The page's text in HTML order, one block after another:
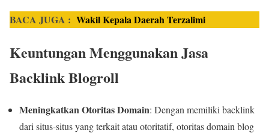
BACA JUGA : Wakil Kepala Daerah Terzalimi
Keuntungan Menggunakan Jasa
Backlink Blogroll
Meningkatkan Otoritas Domain: Dengan memiliki backlink
dari situs-situs yang terkait atau otoritatif, otoritas domain blog